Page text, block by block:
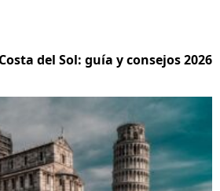
del Sol: guía y consejos 2026